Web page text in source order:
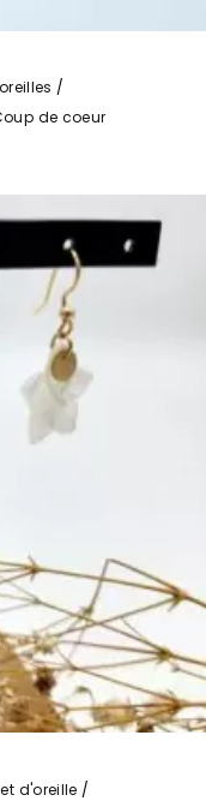
de coeur
d'oreille